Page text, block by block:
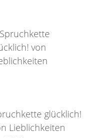
glücklich!
Lieblichkeiten